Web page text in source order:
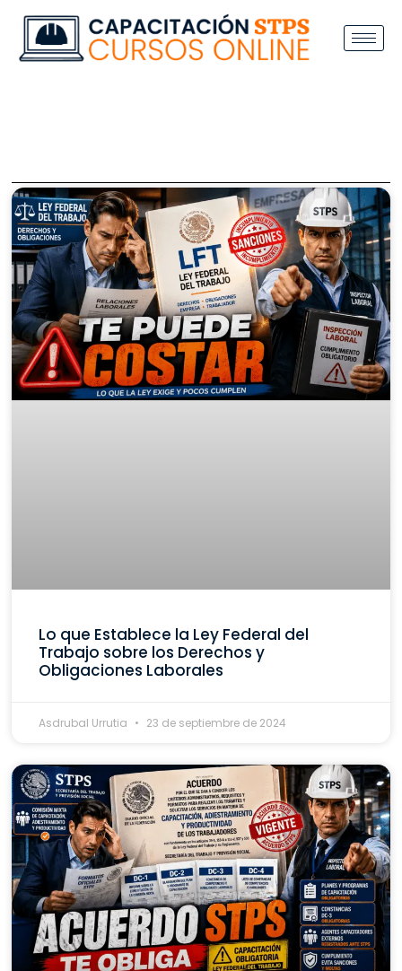
Lo que Establece la Ley Federal del
Trabajo sobre los Derechos y
Obligaciones Laborales
Asdrubal Urrutia 23 de septiembre de 2024